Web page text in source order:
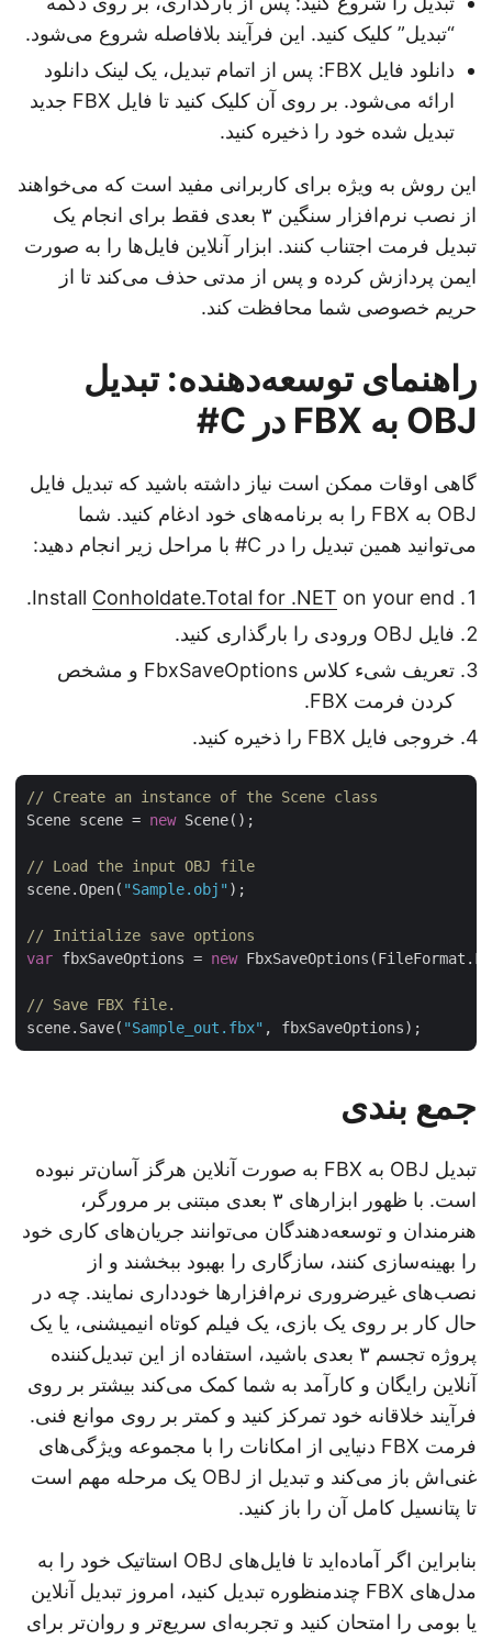
“تبدیل” کلیک کنید. این فرآیند بلافاصله شروع می‌شود.
دانلود فایل FBX: پس از اتمام تبدیل، یک لینک دانلود
ارائه می‌شود. بر روی آن کلیک کنید تا فایل FBX جدید
تبدیل شده خود را ذخیره کنید.
این روش به ویژه برای کاربرانی مفید است که می‌خواهند
از نصب نرم‌افزار سنگین ۳ بعدی فقط برای انجام یک
تبدیل فرمت اجتناب کنند. ابزار آنلاین فایل‌ها را به صورت
ایمن پردازش کرده و پس از مدتی حذف می‌کند تا از
حریم خصوصی شما محافظت کند.
راهنمای توسعه‌دهنده: تبدیل
OBJ به FBX در C#
گاهی اوقات ممکن است نیاز داشته باشید که تبدیل فایل
OBJ به FBX را به برنامه‌های خود ادغام کنید. شما
می‌توانید همین تبدیل را در C# با مراحل زیر انجام دهید:
InstallConholdate.Total for .NETon your end.
فایل OBJ ورودی را بارگذاری کنید.
تعریف شیء کلاس FbxSaveOptions و مشخص
کردن فرمت FBX.
خروجی فایل FBX را ذخیره کنید.
// Create an instance of the Scene class
Scene scene = new Scene();
// Load the input OBJ file
scene.Open("Sample.obj" );
// Initialize save options
var fbxSaveOptions = new
// Save FBX file.
scene.Save("Sample_out.fbx"
جمع بندی
تبدیل OBJ به FBX به صورت آنلاین هرگز آسان‌تر نبوده
است. با ظهور ابزارهای ۳ بعدی مبتنی بر مرورگر،
هنرمندان و توسعه‌دهندگان می‌توانند جریان‌های کاری خود
را بهینه‌سازی کنند، سازگاری را بهبود ببخشند و از
نصب‌های غیرضروری نرم‌افزارها خودداری نمایند. چه در
حال کار بر روی یک بازی، یک فیلم کوتاه انیمیشنی، یا یک
پروژه تجسم ۳ بعدی باشید، استفاده از این تبدیل‌کننده
آنلاین رایگان و کارآمد به شما کمک می‌کند بیشتر بر روی
فرآیند خلاقانه خود تمرکز کنید و کمتر بر روی موانع فنی.
فرمت FBX دنیایی از امکانات را با مجموعه ویژگی‌های
غنی‌اش باز می‌کند و تبدیل از OBJ یک مرحله مهم است
تا پتانسیل کامل آن را باز کنید.
بنابراین اگر آماده‌اید تا فایل‌های OBJ استاتیک خود را به
مدل‌های FBX چندمنظوره تبدیل کنید، امروز تبدیل آنلاین
یا بومی را امتحان کنید و تجربه‌ای سریع‌تر و روان‌تر برای